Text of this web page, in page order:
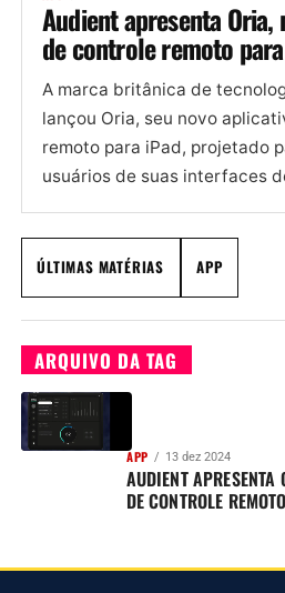
Audient apresenta
de controle remoto
A marca britânica de
lançou Oria, seu novo
remoto para iPad, projetado
usuários de suas interfaces
ÚLTIMAS MATÉRIAS APP
ARQUIVO DA TAG
APP 13 dez 2024
AUDIENT
DE CONTROLE